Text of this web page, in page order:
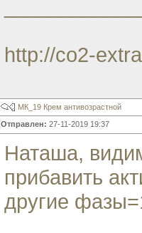
http://co2-
МК_19 Крем антивозрастной
Отправлен: 27-11-2019 19:37
Наташа,
прибавить
другие